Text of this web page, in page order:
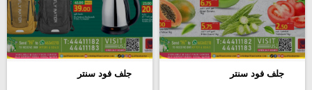
جلف فود سنتر جلف فود سنتر